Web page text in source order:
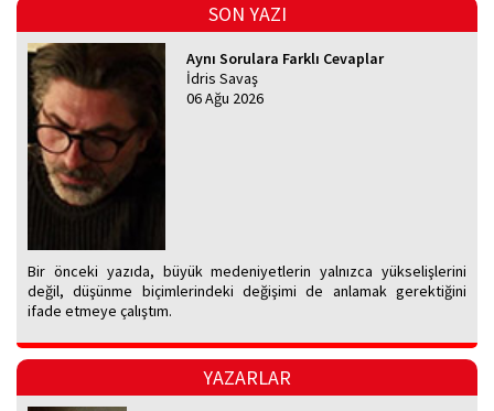
SON YAZI
Aynı Sorulara Farklı Cevaplar
İdris Savaş
06 Ağu 2026
Bir önceki yazıda, büyük medeniyetlerin yalnızca yükselişlerini
değil, düşünme biçimlerindeki değişimi de anlamak gerektiğini
ifade etmeye çalıştım.
YAZARLAR